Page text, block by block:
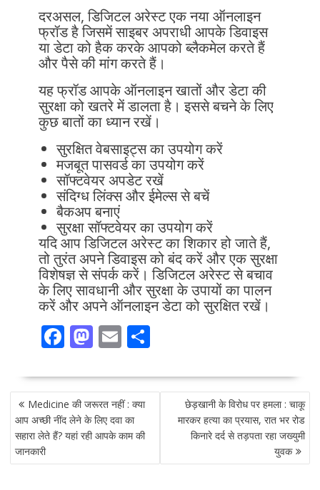
दरअसल, डिजिटल अरेस्ट एक नया ऑनलाइन
फ्रॉड है जिसमें साइबर अपराधी आपके डिवाइस
या डेटा को हैक करके आपको ब्लैकमेल करते हैं
और पैसे की मांग करते हैं।
यह फ्रॉड आपके ऑनलाइन खातों और डेटा की
सुरक्षा को खतरे में डालता है। इससे बचने के लिए
कुछ बातों का ध्यान रखें।
सुरक्षित वेबसाइट्स का उपयोग करें
मजबूत पासवर्ड का उपयोग करें
सॉफ्टवेयर अपडेट रखें
संदिग्ध लिंक्स और ईमेल्स से बचें
बैकअप बनाएं
सुरक्षा सॉफ्टवेयर का उपयोग करें
यदि आप डिजिटल अरेस्ट का शिकार हो जाते हैं,
तो तुरंत अपने डिवाइस को बंद करें और एक सुरक्षा
विशेषज्ञ से संपर्क करें। डिजिटल अरेस्ट से बचाव
के लिए सावधानी और सुरक्षा के उपायों का पालन
करें और अपने ऑनलाइन डेटा को सुरक्षित रखें।
F
e
b
o
o
k
M
to
d
o
E
ai
l
S
ar
POST
NAVIGATION
Medicine की जरूरत नहीं : क्या
आप अच्छी नींद लेने के लिए दवा का
सहारा लेते हैं? यहां रही आपके काम की
जानकारी
छेड़खानी के विरोध पर हमला : चाकू
मारकर हत्या का प्रयास, रात भर रोड
किनारे दर्द से तड़पता रहा जख्युमी
युवक